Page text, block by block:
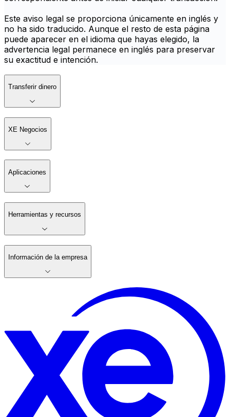
Este aviso legal se proporciona únicamente en inglés y
no ha sido traducido. Aunque el resto de esta página
puede aparecer en el idioma que hayas elegido, la
advertencia legal permanece en inglés para preservar
su exactitud e intención.
Transferir dinero
XE Negocios
Aplicaciones
Herramientas y recursos
Información de la empresa